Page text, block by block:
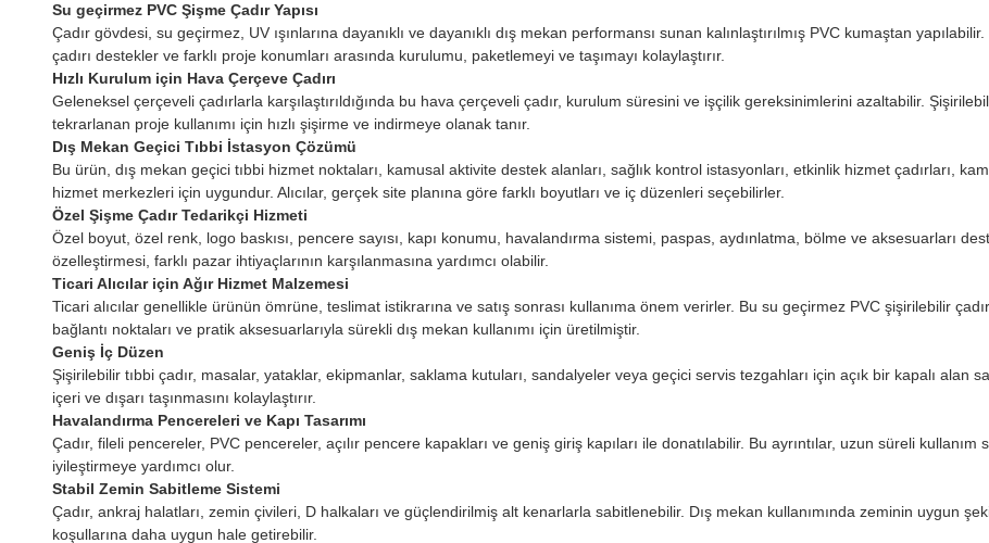
Su geçirmez PVC Şişme Çadır Yapısı
Çadır gövdesi, su geçirmez, UV ışınlarına dayanıklı ve dayanıklı dış mekan performansı sunan kalınlaştırılmış PVC kumaştan
çadırı destekler ve farklı proje konumları arasında kurulumu, paketlemeyi ve taşımayı kolaylaştırır.
Hızlı Kurulum için Hava Çerçeve Çadırı
Geleneksel çerçeveli çadırlarla karşılaştırıldığında bu hava çerçeveli çadır, kurulum süresini ve işçilik gereksinimlerini azaltabilir.
tekrarlanan proje kullanımı için hızlı şişirme ve indirmeye olanak tanır.
Dış Mekan Geçici Tıbbi İstasyon Çözümü
Bu ürün, dış mekan geçici tıbbi hizmet noktaları, kamusal aktivite destek alanları, sağlık kontrol istasyonları, etkinlik hizmet çadırları,
hizmet merkezleri için uygundur. Alıcılar, gerçek site planına göre farklı boyutları ve iç düzenleri seçebilirler.
Özel Şişme Çadır Tedarikçi Hizmeti
Özel boyut, özel renk, logo baskısı, pencere sayısı, kapı konumu, havalandırma sistemi, paspas, aydınlatma, bölme ve aksesuarları
özelleştirmesi, farklı pazar ihtiyaçlarının karşılanmasına yardımcı olabilir.
Ticari Alıcılar için Ağır Hizmet Malzemesi
Ticari alıcılar genellikle ürünün ömrüne, teslimat istikrarına ve satış sonrası kullanıma önem verirler. Bu su geçirmez PVC şişirilebilir
bağlantı noktaları ve pratik aksesuarlarıyla sürekli dış mekan kullanımı için üretilmiştir.
Geniş İç Düzen
Şişirilebilir tıbbi çadır, masalar, yataklar, ekipmanlar, saklama kutuları, sandalyeler veya geçici servis tezgahları için açık bir kapalı alan
içeri ve dışarı taşınmasını kolaylaştırır.
Havalandırma Pencereleri ve Kapı Tasarımı
Çadır, fileli pencereler, PVC pencereler, açılır pencere kapakları ve geniş giriş kapıları ile donatılabilir. Bu ayrıntılar, uzun süreli kullanım
iyileştirmeye yardımcı olur.
Stabil Zemin Sabitleme Sistemi
Çadır, ankraj halatları, zemin çivileri, D halkaları ve güçlendirilmiş alt kenarlarla sabitlenebilir. Dış mekan kullanımında zeminin uygun
koşullarına daha uygun hale getirebilir.